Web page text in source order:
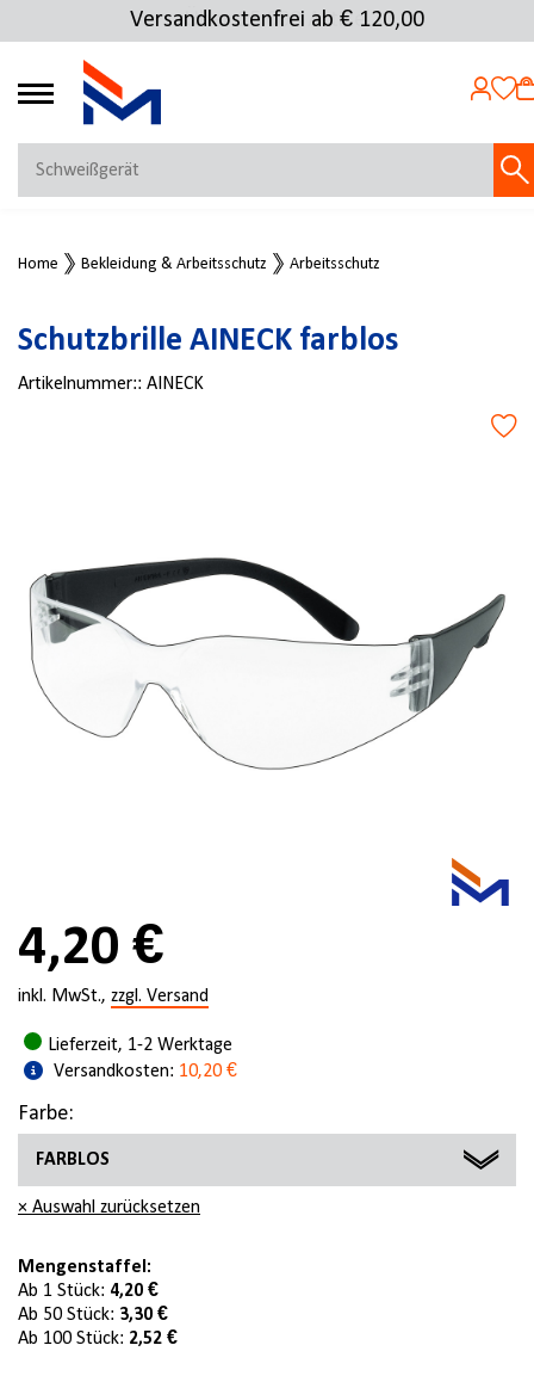
Versandkostenfrei ab € 120,00
4.72
MEIN KONTO
Jetzt anmelden
NEU BEI FMOSER?
Jetzt registrieren
Home Bekleidung & Arbeitsschutz Arbeitsschutz
Schutzbrille AINECK farblos
Artikelnummer:: AINECK
4,20 €
inkl. MwSt., zzgl. Versand
Lieferzeit, 1-2 Werktage
Versandkosten: 10,20 €
Farbe:
FARBLOS
FARBLOS
GRAU
× Auswahl zurücksetzen
Mengenstaffel:
Ab 1 Stück: 4,20 €
Ab 50 Stück: 3,30 €
Ab 100 Stück: 2,52 €